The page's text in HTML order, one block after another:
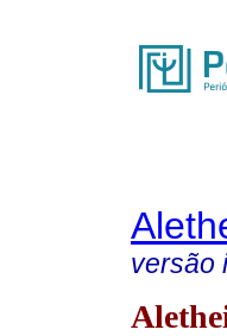
versão